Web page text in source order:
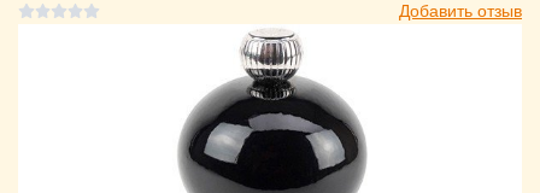
Добавить отзыв